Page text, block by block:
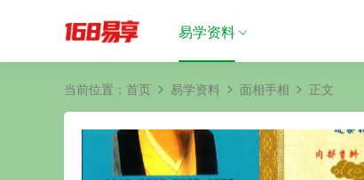
易学资料
当前位置： 首页 易学资料 面相手相 正文